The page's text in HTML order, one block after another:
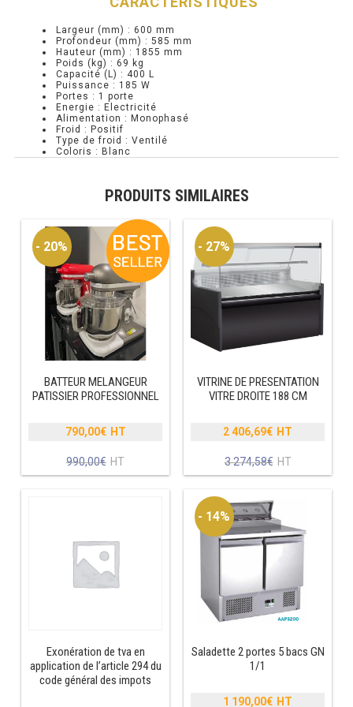
RÉFRIGÉRATEUR POISSON
CONGÉLATEUR
CONGÉLATEUR VITRÉ
CONGÉLATEURS HORIZONTAUX
VITRINE À BOISSONS
ARRIÈRE-BAR
CAVE À VIN
MACHINES À GLAÇONS
MACHINE À GRANITÉ
PRÉSENTOIR DE VENTE
VITRINE SÉRIE UOC
VITRINE À PÂTISSERIE
BUFFET CHAUD / FROID
CUISINIÈRE
Largeur (mm) : 600 mm
Profondeur (mm) : 585 mm
Hauteur (mm) : 1855 mm
Poids (kg) : 69 kg
Capacité (L) : 400 L
Puissance : 185 W
Portes : 1 porte
Energie : Electricité
Alimentation : Monophasé
Froid : Positif
Type de froid : Ventilé
Coloris : Blanc
PRODUITS SIMILAIRES
- 20%
BATTEUR MELANGEUR
PATISSIER PROFESSIONNEL
990,00€
prix
790,00€
Le
prix
- 27%
VITRINE DE PRESENTATION
VITRE DROITE 188 CM
3 274,58€
prix
3
274,58€.
2 406,69€
Le
prix
est :
2
406,69€.
Exonération de tva en
application de l’article 294 du
code général des impots
- 14%
Saladette 2 portes 5 bacs GN
1/1
1 190,00€